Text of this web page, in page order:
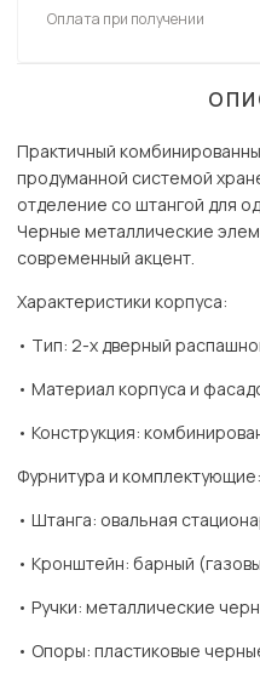
Оплата при получении
Практичный
продуманной системой
отделение со штангой для
Черные металлические
современный акцент.
Характеристики корпуса:
• Тип: 2-х дверный
• Материал корпуса и
• Конструкция:
Фурнитура и комплектующие:
• Штанга: овальная
• Кронштейн: барный
• Ручки: металлические
• Опоры: пластиковые